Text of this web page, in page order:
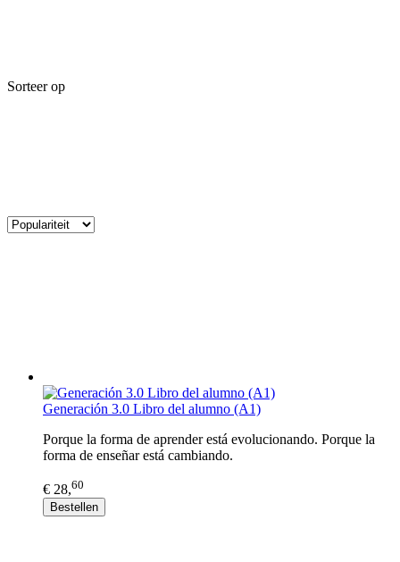
Sorteer op
Generación 3.0 Libro del alumno (A1)
Porque la forma de aprender está evolucionando. Porque la
forma de enseñar está cambiando.
€ 28,60
Bestellen